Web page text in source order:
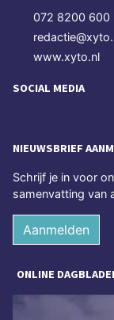
072 8200 600
www.xyto.nl
SOCIAL MEDIA
NIEUWSBRIEF
Schrijf je in voor
samenvatting van
Aanmelden
ONLINE